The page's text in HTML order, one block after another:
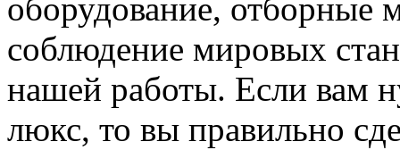
оборудование, отборные
соблюдение мировых
нашей работы. Если вам
люкс, то вы правильно